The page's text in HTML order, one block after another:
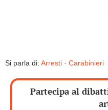
Si parla di: Arresti · Carabinieri
Partecipa al